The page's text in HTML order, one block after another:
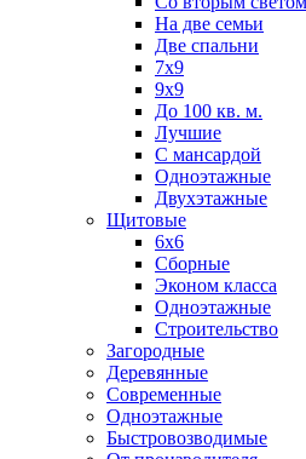
На две семьи
Две спальни
7х9
9х9
До 100 кв. м.
Лучшие
С мансардой
Одноэтажные
Двухэтажные
Щитовые
6х6
Сборные
Эконом класса
Одноэтажные
Строительство
Загородные
Деревянные
Современные
Одноэтажные
Быстровозводимые